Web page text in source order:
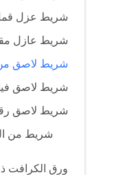
شريط عزل
شريط عازل
شريط لاصق
شريط لاصق
شريط لاصق
شريط من
ورق الكرافت